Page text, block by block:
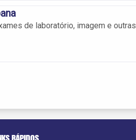
de laboratório, imagem e outras